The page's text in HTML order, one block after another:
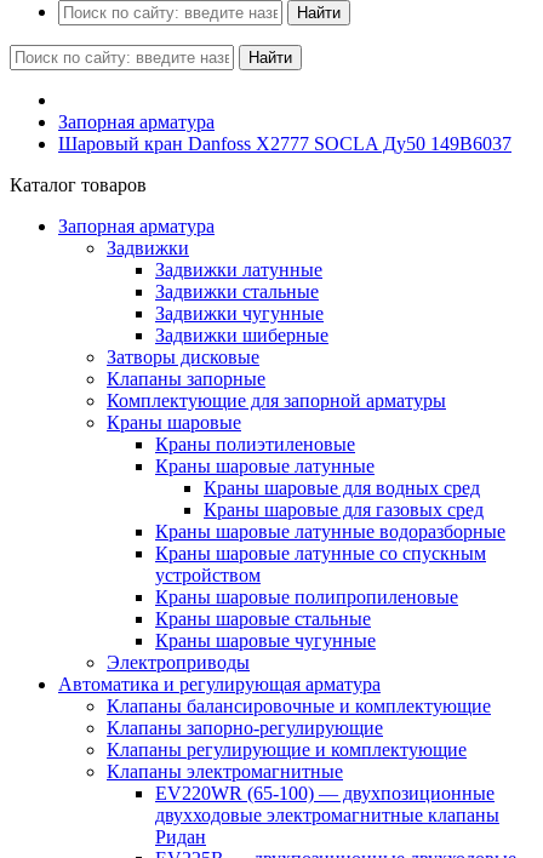
Найти
Найти
Запорная арматура
Шаровый кран Danfoss Х2777 SOCLA Ду50 149B6037
Каталог товаров
Запорная арматура
Задвижки
Задвижки латунные
Задвижки стальные
Задвижки чугунные
Задвижки шиберные
Затворы дисковые
Клапаны запорные
Комплектующие для запорной арматуры
Краны шаровые
Краны полиэтиленовые
Краны шаровые латунные
Краны шаровые для водных сред
Краны шаровые для газовых сред
Краны шаровые латунные водоразборные
Краны шаровые латунные со спускным
устройством
Краны шаровые полипропиленовые
Краны шаровые стальные
Краны шаровые чугунные
Электроприводы
Автоматика и регулирующая арматура
Клапаны балансировочные и комплектующие
Клапаны запорно-регулирующие
Клапаны регулирующие и комплектующие
Клапаны электромагнитные
EV220WR (65-100) — двухпозиционные
двухходовые электромагнитные клапаны
Ридан